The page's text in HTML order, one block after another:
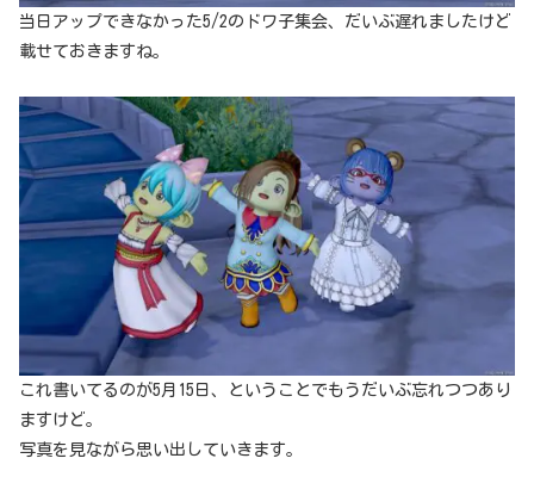
当日アップできなかった5/2のドワ子集会、だいぶ遅れましたけど
載せておきますね。
これ書いてるのが5月15日、ということでもうだいぶ忘れつつあり
ますけど。
写真を見ながら思い出していきます。